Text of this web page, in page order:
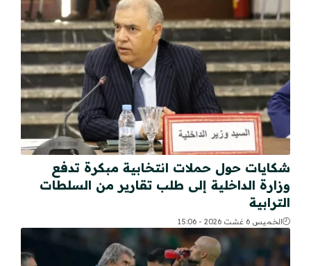
شكايات حول حملات انتخابية مبكرة تدفع
وزارة الداخلية إلى طلب تقارير من السلطات
الترابية
الخميس 6 غشت 2026 - 15:06